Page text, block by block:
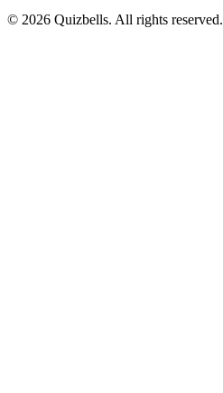
© 2026 Quizbells. All rights reserved.